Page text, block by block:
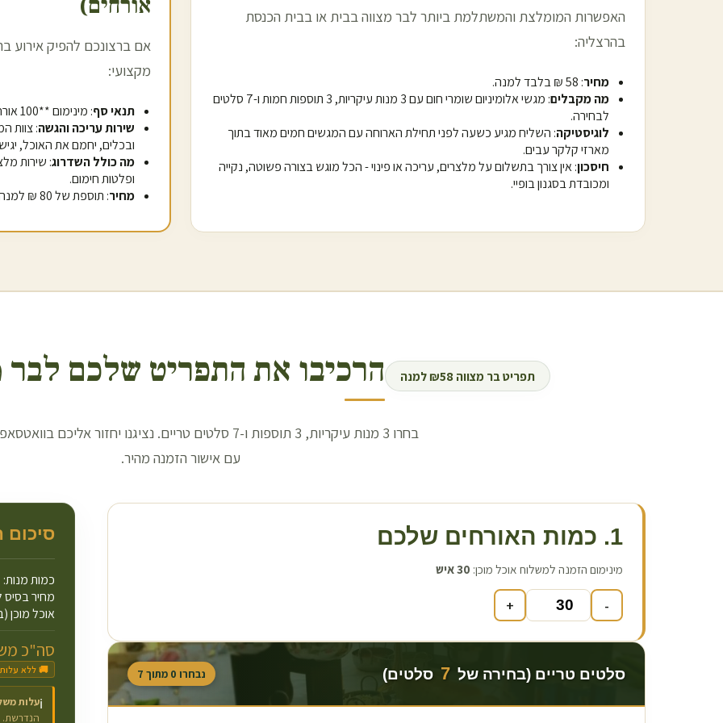
האפשרות המומלצת והמשתלמת ביותר לבר מצווה בבית או בבית הכנסת
בהרצליה:
מחיר: 58 ₪ בלבד למנה.
מה מקבלים
: מגשי אלומיניום שומרי חום עם 3 מנות עיקריות, 3 תוספות חמות ו-7 סלטים
לבחירה.
לוגיסטיקה: השליח מגיע כשעה לפני תחילת הארוחה עם המגשים חמים מאוד בתוך
מארזי קלקר עבים.
חיסכון: אין צורך בתשלום על מלצרים, עריכה או פינוי - הכל מוגש בצורה פשוטה, נקייה
ומכובדת בסגנון בופיי.
אם ברצונכם להפיק אירוע
מקצועי:
תנאי סף: מינימום **100 אורחים** להזמנת שירות זה.
שירות עריכה והגשה: צוות
ובכלים, יחמם את האוכל,
מה כולל השדרוג: שירות
ופלטות חימום.
מחיר: תוספת של 80 ₪ למנה (החל מ-138 ₪ סה"כ למנה כולל האוכל והמלצרים).
תפריט בר מצווה ₪58 למנה הרכיבו את התפריט שלכם לבר
בחרו 3 מנות עיקריות, 3 תוספות ו-7 סלטים טריים. נציגנו יחזור אליכם
עם אישור הזמנה מהיר.
1. כמות האורחים שלכם
מינימום הזמנה למשלוח אוכל מוכן: 30איש
-
+
סלטים טריים (בחירה של 7 סלטים) נבחרו 0 מתוך 7
כמות מנות:
מחיר
אוכל מוכן
סה"כ
🚚 ללא
ℹ️עלות
הנדרשת.